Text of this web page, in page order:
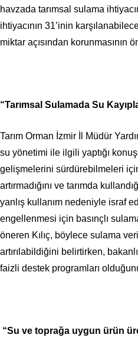
havzada tarımsal sulama
ihtiyacının 31’inin
miktar açısından korunmasının
“Tarımsal Sulamada Su
Tarım Orman İzmir İl Müdür
su yönetimi ile ilgili yaptığı
gelişmelerini sürdürebilmeleri
artırmadığını ve tarımda
yanlış kullanım nedeniyle israf
engellenmesi için basınçlı
öneren Kılıç, böylece sulama
artırılabildiğini belirtirken,
faizli destek programları
“Su ve toprağa uygun ürün